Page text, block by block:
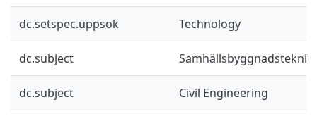
dc.setspec.uppsok Technology
dc.subject Samhällsbyggnadsteknik
dc.subject Civil Engineering